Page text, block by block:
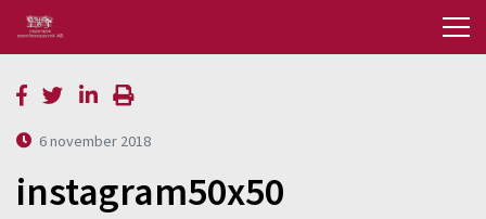
6 november 2018
instagram50x50